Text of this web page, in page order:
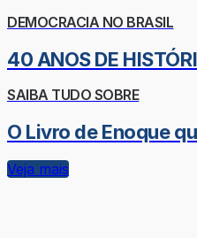
DEMOCRACIA NO BRASIL
40 ANOS DE
SAIBA TUDO SOBRE
O Livro de Enoque
Veja mais